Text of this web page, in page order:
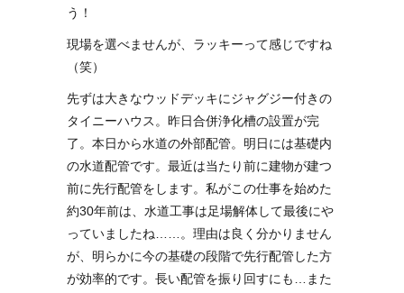
う！
現場を選べませんが、ラッキーって感じですね
（笑）
先ずは大きなウッドデッキにジャグジー付きの
タイニーハウス。昨日合併浄化槽の設置が完
了。本日から水道の外部配管。明日には基礎内
の水道配管です。最近は当たり前に建物が建つ
前に先行配管をします。私がこの仕事を始めた
約30年前は、水道工事は足場解体して最後にや
っていましたね……。理由は良く分かりません
が、明らかに今の基礎の段階で先行配管した方
が効率的です。長い配管を振り回すにも…また